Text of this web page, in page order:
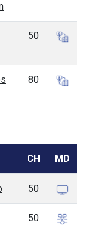
50
80
CH MD
50
50